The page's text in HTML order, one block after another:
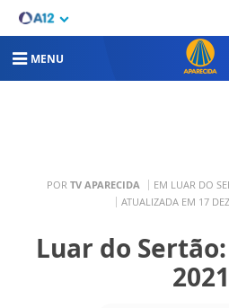
MENU
POR TV APARECIDA EM LUAR DO
ATUALIZADA EM 17
Luar do
2021